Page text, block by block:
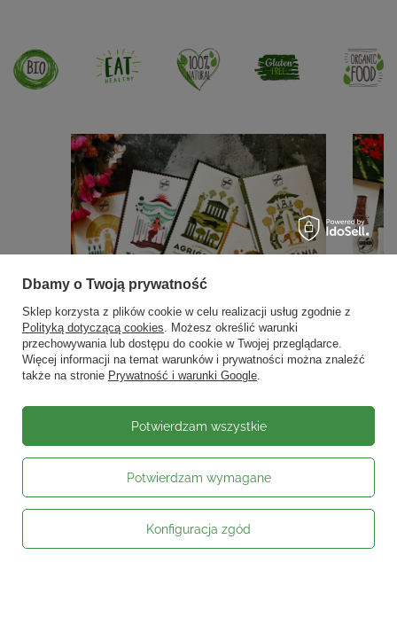
Moje zamówienie
Dbamy o Twoją prywatność
Sklep korzysta z plików cookie w celu realizacji usług zgodnie z
Polityką dotyczącą cookies. Możesz określić warunki
przechowywania lub dostępu do cookie w Twojej przeglądarce.
Więcej informacji na temat warunków i prywatności można znaleźć
także na stronie Prywatność i warunki Google.
Potwierdzam wymagane
Konfiguracja zgód
Potwierdzam wszystkie